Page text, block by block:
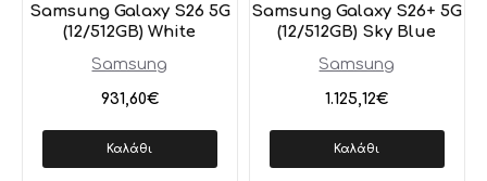
Samsung
Samsung Galaxy S26 5G
(12/512GB) White
931,60€
Καλάθι
Samsung
Samsung Galaxy S26+ 5G
(12/512GB) Sky Blue
1.125,12€
Καλάθι